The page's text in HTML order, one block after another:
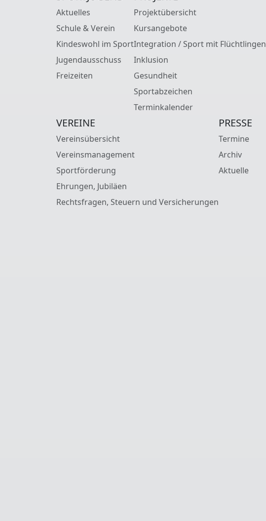
Aktuelles
Schule & Verein
Kindeswohl im Sport
Jugendausschuss
Freizeiten
Projektübersicht
Kursangebote
Integration / Sport mit Flüchtlingen
Inklusion
Gesundheit
Sportabzeichen
Terminkalender
VEREINE
Vereinsübersicht
Vereinsmanagement
Sportförderung
Ehrungen, Jubiläen
Rechtsfragen, Steuern und Versicherungen
PRESSE
Termine
Archiv
Aktuelle